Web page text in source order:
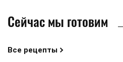
Сейчас мы готовим
Все рецепты